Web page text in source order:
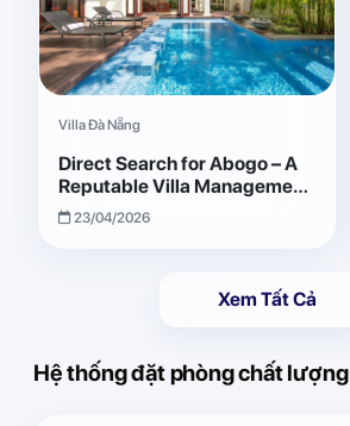
Villa Đà Nẵng
Direct Search for Abogo – A
Reputable Villa Management
Brand with Transparent and
Effective Operations
23/04/2026
Xem Tất Cả
Hệ thống đặt phòng chất lượng